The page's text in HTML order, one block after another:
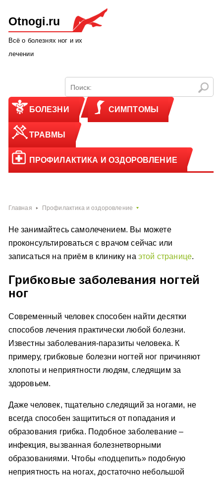
Otnogi.ru
Всё о болезнях ног и их
лечении
БОЛЕЗНИ СИМПТОМЫ
ТРАВМЫ
ПРОФИЛАКТИКА И ОЗДОРОВЛЕНИЕ
Главная Профилактика и оздоровление
Не занимайтесь самолечением. Вы можете
проконсультироваться с врачом сейчас или
записаться на приём в клинику на этой странице.
Грибковые заболевания ногтей
ног
Современный человек способен найти десятки
способов лечения практически любой болезни.
Известны заболевания-паразиты человека. К
примеру, грибковые болезни ногтей ног причиняют
хлопоты и неприятности людям, следящим за
здоровьем.
Даже человек, тщательно следящий за ногами, не
всегда способен защититься от попадания и
образования грибка. Подобное заболевание –
инфекция, вызванная болезнетворными
образованиями. Чтобы «подцепить» подобную
неприятность на ногах, достаточно небольшой